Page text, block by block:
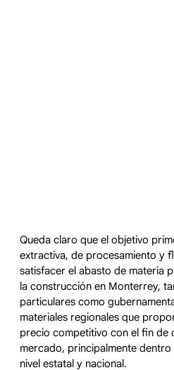
Queda claro que el objetivo
extractiva, de procesamiento y
satisfacer el abasto de materia
la construcción en Monterrey,
particulares como
materiales regionales que
precio competitivo con el fin de
mercado, principalmente
nivel estatal y nacional.